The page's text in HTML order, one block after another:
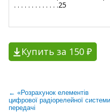
. . . . . . . . . . . . .25
Купить за 150 ₽
← «Розрахунок елементів
цифрової радіорелейної системи
передачі